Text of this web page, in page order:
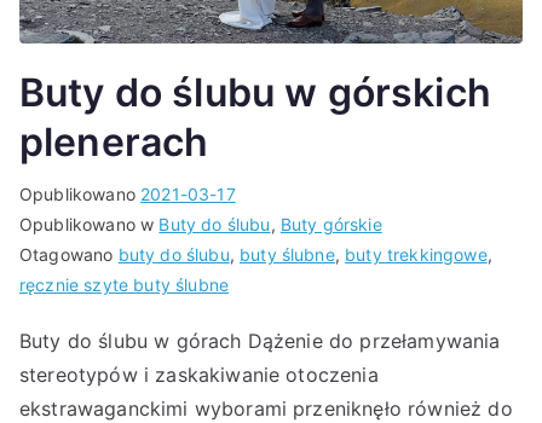
Buty do ślubu w górskich
plenerach
Opublikowano 2021-03-17
Opublikowano w Buty do ślubu, Buty górskie
Otagowano buty do ślubu, buty ślubne, buty trekkingowe,
ręcznie szyte buty ślubne
Buty do ślubu w górach Dążenie do przełamywania
stereotypów i zaskakiwanie otoczenia
ekstrawaganckimi wyborami przeniknęło również do